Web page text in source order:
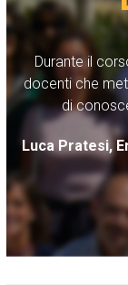
Durante il
docenti che
di
Luca Pratesi,